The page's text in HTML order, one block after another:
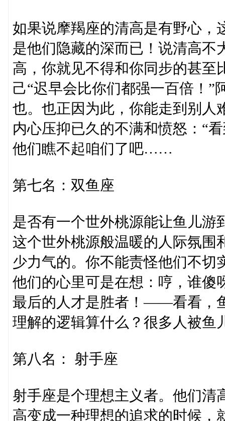
如果说摩羯座的清高是有野心，
是他们隐藏的深而已！说清高不
高，你就见不得和你同步的甚至
己“迟早会比你们都强一百倍！”
也。也正因为此，你能走到别人
内心压抑已久的不满和愤怒：“
他们瞧不起咱们了吧……
第七名：双鱼座
是否有一个世外桃源能让鱼儿游
这个世外桃源般温暖的人际氛围
少力气的。你不能责怪他们不切
他们的心里可是在想：哼，谁傻
最后的人才是胜者！——看看，
理解的逻辑算什么？很多人被鱼
第八名： 射手座
射手座是个理想主义者。他们清
高变成一种理想的追求的时候，